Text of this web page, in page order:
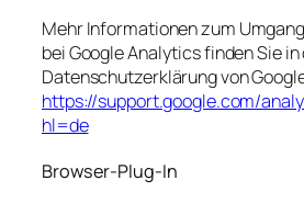
Mehr Informationen zum
bei Google Analytics finden Sie in
Datenschutzerklärung von
https://support.google.com/
hl=de
Browser-Plug-In